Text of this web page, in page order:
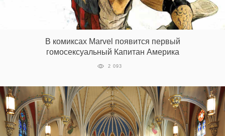
В комиксах Marvel появится первый
гомосексуальный Капитан Америка
2 093